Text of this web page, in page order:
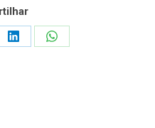
Share
Share